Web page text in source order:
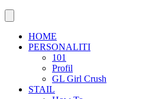
HOME
PERSONALITI
101
Profil
GL Girl Crush
STAIL